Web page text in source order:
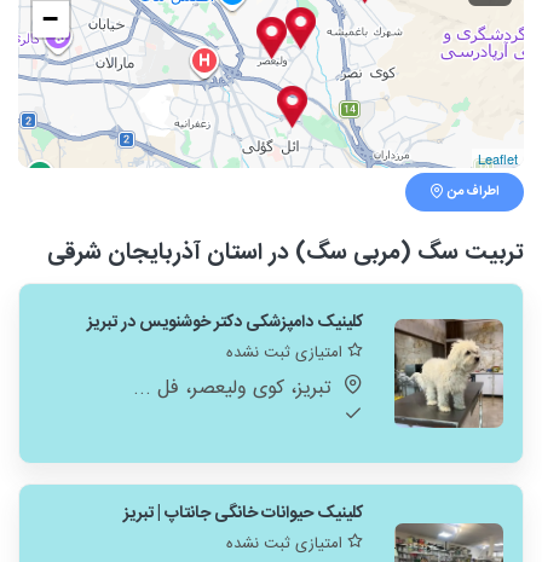
−
Leaflet
اطراف من
تربیت سگ (مربی سگ) در استان آذربایجان شرقی
کلینیک دامپزشکی دکتر خوشنویس در تبریز
امتیازی ثبت نشده
تبریز، کوی ولیعصر، فل ...
کلینیک حیوانات خانگی جانتاپ | تبریز
امتیازی ثبت نشده